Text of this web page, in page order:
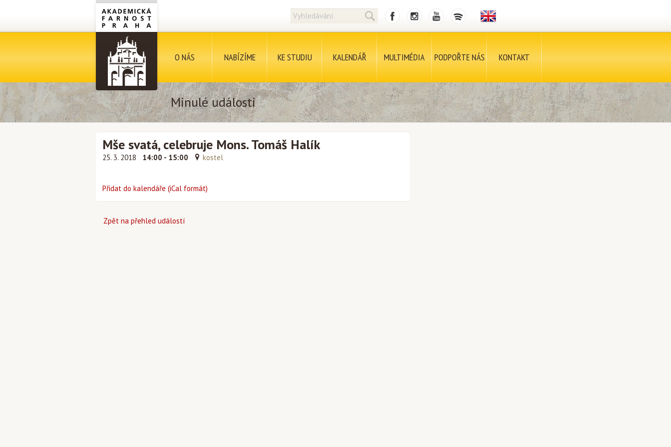
O NÁS NABÍZÍME KE STUDIU KALENDÁŘ MULTIMÉDIA PODPOŘTE NÁS KONTAKT
Minulé události
Mše svatá, celebruje Mons. Tomáš Halík
25. 3. 2018 14:00 - 15:00 kostel
Přidat do kalendáře (iCal formát)
Zpět na přehled událostí